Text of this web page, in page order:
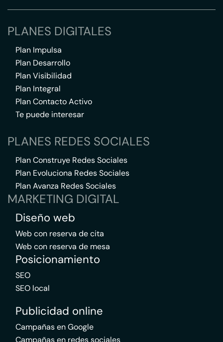
PLANES DIGITALES
Plan Impulsa
Plan Desarrollo
Plan Visibilidad
Plan Integral
Plan Contacto Activo
Te puede interesar
PLANES REDES SOCIALES
Plan Construye Redes Sociales
Plan Evoluciona Redes Sociales
Plan Avanza Redes Sociales
MARKETING DIGITAL
Diseño web
Web con reserva de cita
Web con reserva de mesa
Posicionamiento
SEO
SEO local
Publicidad online
Campañas en Google